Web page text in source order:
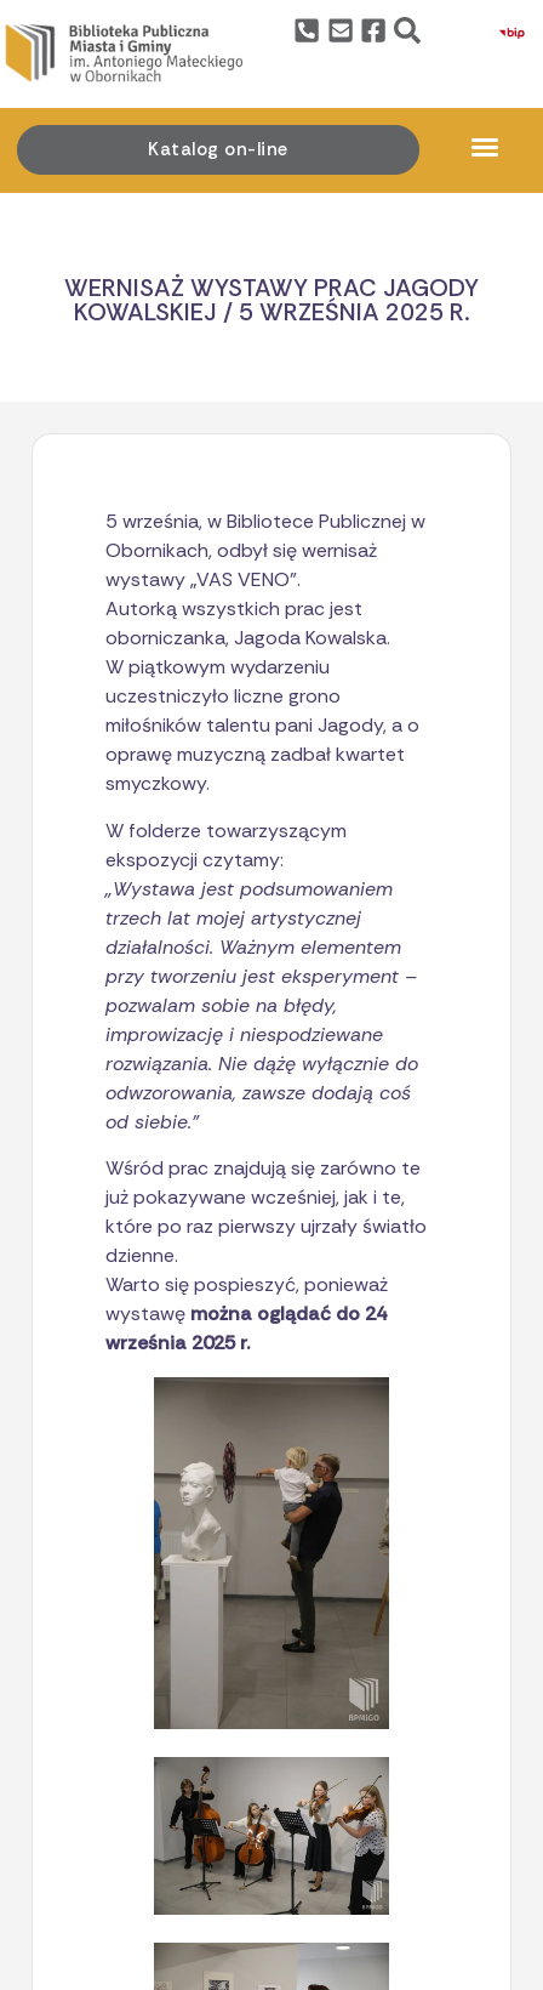
Katalog on-line
WERNISAŻ WYSTAWY PRAC JAGODY
KOWALSKIEJ / 5 WRZEŚNIA 2025 R.
5 września, w Bibliotece Publicznej w
Obornikach, odbył się wernisaż
wystawy „VAS VENO”.
Autorką wszystkich prac jest
oborniczanka, Jagoda Kowalska.
W piątkowym wydarzeniu
uczestniczyło liczne grono
miłośników talentu pani Jagody, a o
oprawę muzyczną zadbał kwartet
smyczkowy.
W folderze towarzyszącym
ekspozycji czytamy:
„Wystawa jest podsumowaniem
trzech lat mojej artystycznej
działalności. Ważnym elementem
przy tworzeniu jest eksperyment –
pozwalam sobie na błędy,
improwizację i niespodziewane
rozwiązania. Nie dążę wyłącznie do
odwzorowania, zawsze dodają coś
od siebie.”
Wśród prac znajdują się zarówno te
już pokazywane wcześniej, jak i te,
które po raz pierwszy ujrzały światło
dzienne.
Warto się pospieszyć, ponieważ
wystawę można oglądać do 24
września 2025 r.